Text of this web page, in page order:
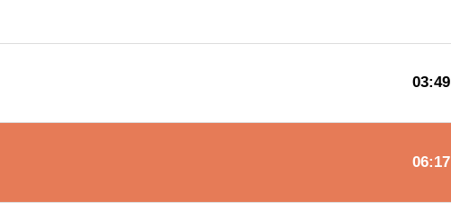
03:49
06:17